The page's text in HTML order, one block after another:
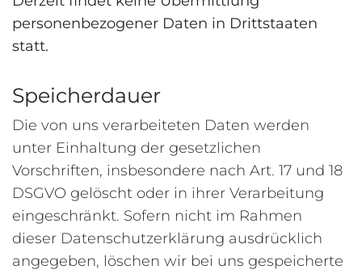
personenbezogener Daten in Drittstaaten
statt.
Speicherdauer
Die von uns verarbeiteten Daten werden
unter Einhaltung der gesetzlichen
Vorschriften, insbesondere nach Art. 17 und 18
DSGVO gelöscht oder in ihrer Verarbeitung
eingeschränkt. Sofern nicht im Rahmen
dieser Datenschutzerklärung ausdrücklich
angegeben, löschen wir bei uns gespeicherte